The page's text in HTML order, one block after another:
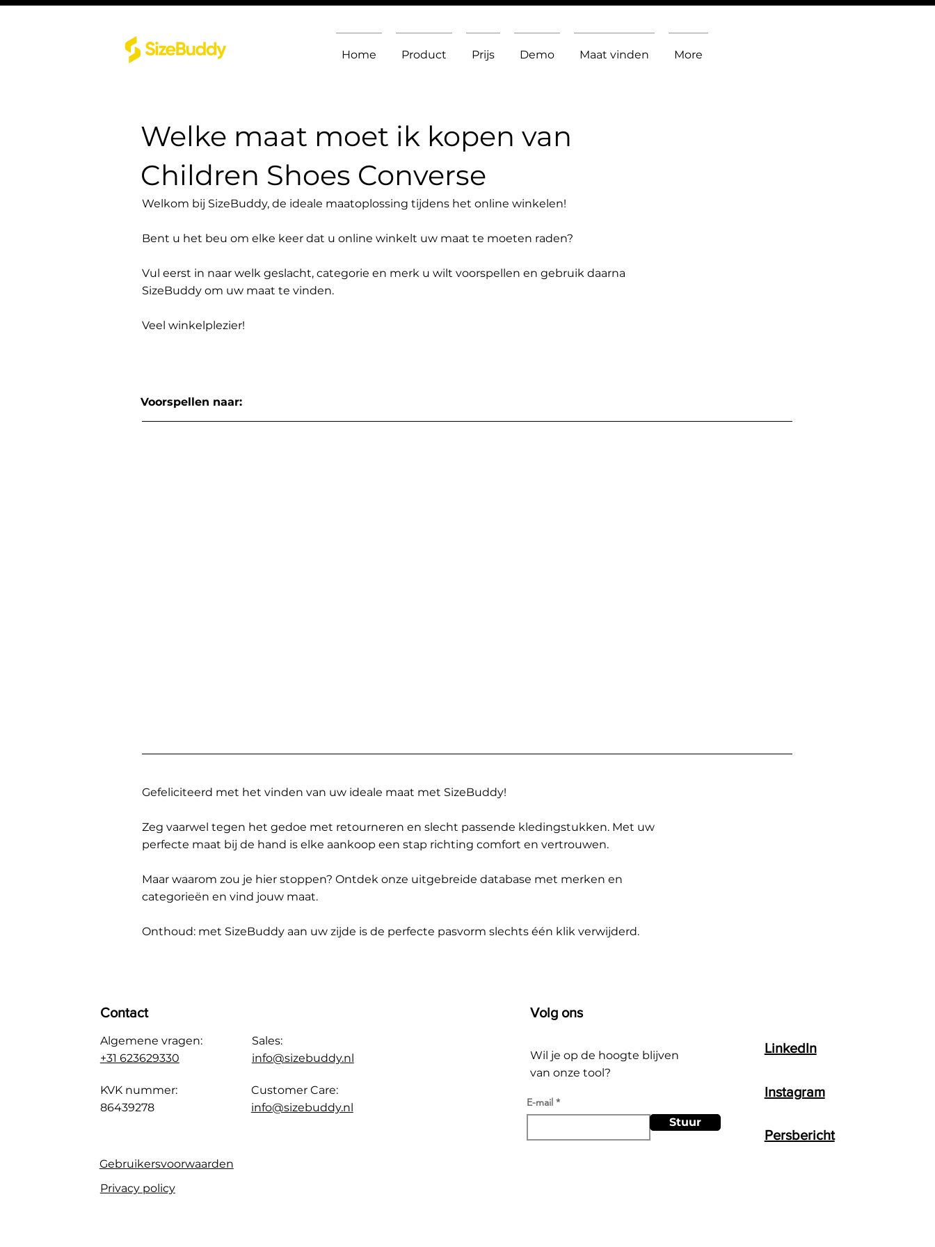
Home Product Prijs Demo Maat vinden More
Welke maat moet ik kopen van
Children Shoes Converse
Welkom bij SizeBuddy, de ideale maatoplossing tijdens het online winkelen!
Bent u het beu om elke keer dat u online winkelt uw maat te moeten raden?
Vul eerst in naar welk geslacht, categorie en merk u wilt voorspellen en gebruik daarna
SizeBuddy om uw maat te vinden.
Veel winkelplezier!
Voorspellen naar:
Gefeliciteerd met het vinden van uw ideale maat met SizeBuddy!
Zeg vaarwel tegen het gedoe met retourneren en slecht passende kledingstukken. Met uw
perfecte maat bij de hand is elke aankoop een stap richting comfort en vertrouwen.
Maar waarom zou je hier stoppen? Ontdek onze uitgebreide database met merken en
categorieën en vind jouw maat.
Onthoud: met SizeBuddy aan uw zijde is de perfecte pasvorm slechts één klik verwijderd.
Contact
Algemene vragen:
+31 623629330
KVK nummer:
86439278
Sales:
info@sizebuddy.nl
Customer Care:
info@sizebuddy.nl
Gebruikersvoorwaarden
Privacy policy
Volg ons
Wil je op de hoogte blijven
van onze tool?
E-mail
Stuur
LinkedIn
Instagram
Persbericht